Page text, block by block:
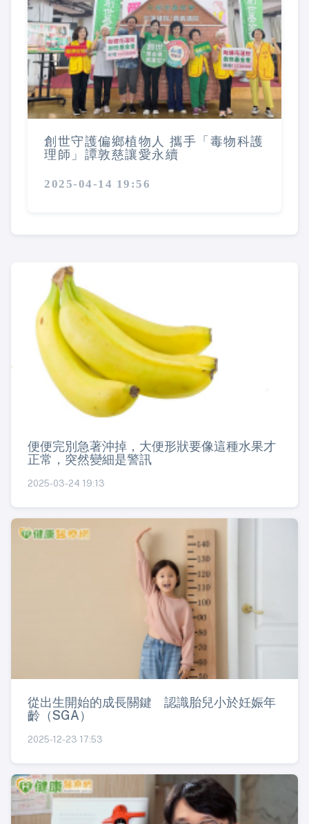
創世守護偏鄉植物人 攜手「毒物科護
理師」譚敦慈讓愛永續
2025-04-14 19:56
便便完別急著沖掉，大便形狀要像這種水果才
正常，突然變細是警訊
2025-03-24 19:13
從出生開始的成長關鍵 認識胎兒小於妊娠年
齡（SGA）
2025-12-23 17:53